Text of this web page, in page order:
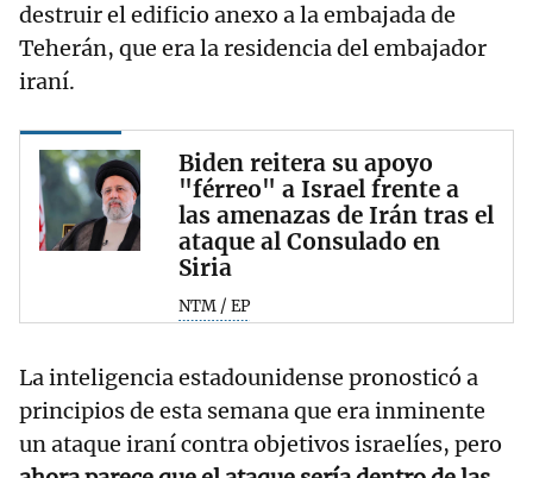
destruir el edificio anexo a la embajada de
Teherán, que era la residencia del embajador
iraní.
Biden reitera su apoyo
"férreo" a Israel frente a
las amenazas de Irán tras el
ataque al Consulado en
Siria
NTM / EP
La inteligencia estadounidense pronosticó a
principios de esta semana que era inminente
un ataque iraní contra objetivos israelíes, pero